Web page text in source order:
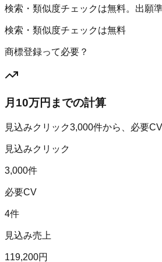
検索・類似度チェックは無料。出願
検索・類似度チェックは無料
商標登録って必要？
月10万円までの計算
見込みクリック3,000件から、必要CV
見込みクリック
3,000件
必要CV
4件
見込み売上
119,200円